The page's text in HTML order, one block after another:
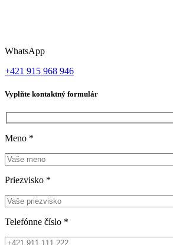
WhatsApp
+421 915 968 946
Vyplňte kontaktný formulár
Meno *
Priezvisko *
Telefónne číslo *